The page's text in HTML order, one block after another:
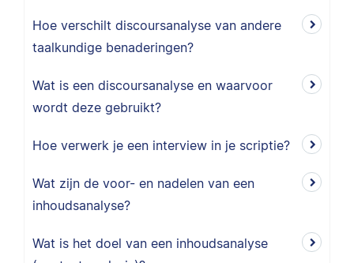
Hoe verschilt discoursanalyse van andere
taalkundige benaderingen?
Wat is een discoursanalyse en waarvoor
wordt deze gebruikt?
Hoe verwerk je een interview in je scriptie?
Wat zijn de voor- en nadelen van een
inhoudsanalyse?
Wat is het doel van een inhoudsanalyse